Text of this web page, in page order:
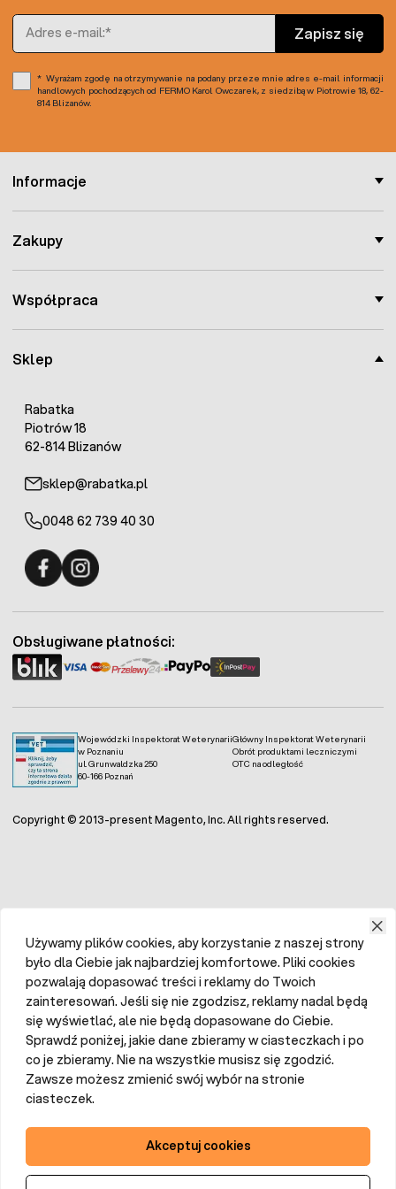
Sklep
Rabatka
Piotrów 18
62-814 Blizanów
sklep@rabatka.pl
0048 62 739 40 30
Informacje
Zakupy
Współpraca
Adres e-mail
Zapisz się
Wyrażam zgodę na otrzymywanie na podany przeze mnie adres e-mail informacji
handlowych pochodzących od FERMO Karol Owczarek, z siedzibą w Piotrowie 18, 62-
814 Blizanów.
Wojewódzki Inspektorat Weterynarii
w Poznaniu
ul. Grunwaldzka 250
60-166 Poznań
Główny Inspektorat Weterynarii
Obrót produktami leczniczymi
OTC na odległość
Obsługiwane płatności:
Copyright © 2013-present Magento, Inc. All rights reserved.
Używamy plików cookies, aby korzystanie z naszej strony
było dla Ciebie jak najbardziej komfortowe. Pliki cookies
pozwalają dopasować treści i reklamy do Twoich
zainteresowań. Jeśli się nie zgodzisz, reklamy nadal będą
się wyświetlać, ale nie będą dopasowane do Ciebie.
Sprawdź poniżej, jakie dane zbieramy w ciasteczkach i po
co je zbieramy. Nie na wszystkie musisz się zgodzić.
Zawsze możesz zmienić swój wybór na stronie
ciasteczek.
Akceptuj cookies